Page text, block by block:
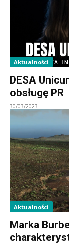
Aktualności
DESA
obsługę PR
30/03/2023
Aktualności
Marka